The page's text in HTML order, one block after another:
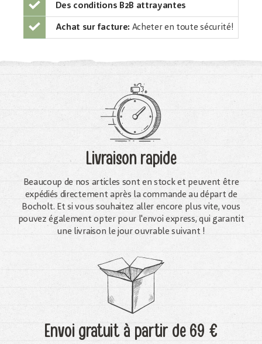
Des conditions B2B attrayantes
Achat sur facture: Acheter en toute sécurité!
Livraison rapide
Beaucoup de nos articles sont en stock et peuvent être
expédiés directement après la commande au départ de
Bocholt. Et si vous souhaitez aller encore plus vite, vous
pouvez également opter pour l'envoi express, qui garantit
une livraison le jour ouvrable suivant !
Envoi gratuità partir de 69 €